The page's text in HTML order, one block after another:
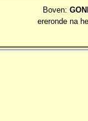
Boven:
ereronde na